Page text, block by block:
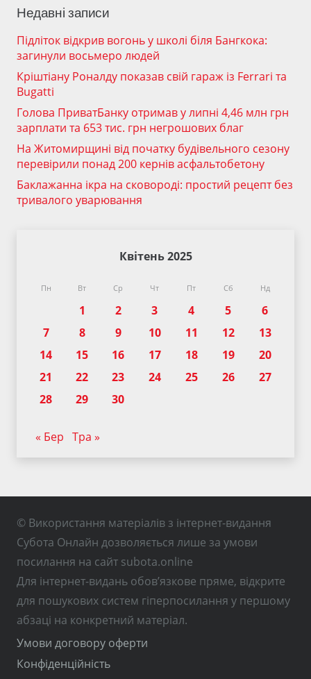
Недавні записи
Підліток відкрив вогонь у школі біля Бангкока:
загинули восьмеро людей
Кріштіану Роналду показав свій гараж із Ferrari та
Bugatti
Голова ПриватБанку отримав у липні 4,46 млн грн
зарплати та 653 тис. грн негрошових благ
На Житомирщині від початку будівельного сезону
перевірили понад 200 кернів асфальтобетону
Баклажанна ікра на сковороді: простий рецепт без
тривалого уварювання
Квітень 2025
Пн Вт Ср Чт Пт Сб Нд
1 2 3 4 5
6
7
8 9 10 11 12
13
14
15 16 17 18 19
20
21
22 23 24 25 26
27
28
29 30
« Бер Тра »
© Використання матеріалів з інтернет-видання
Субота Онлайн дозволяється лише за умови
посилання на сайт subota.online
Для інтернет-видань обов’язкове пряме, відкрите
для пошукових систем гіперпосилання у першому
абзаці на конкретний матеріал.
Умови договору оферти
Конфіденційність